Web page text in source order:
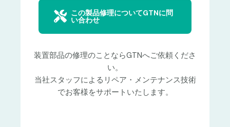
この製品修理についてGTNに問
い合わせ
装置部品の修理のことならGTNへご依頼くださ
い。
当社スタッフによるリペア・メンテナンス技術
でお客様をサポートいたします。